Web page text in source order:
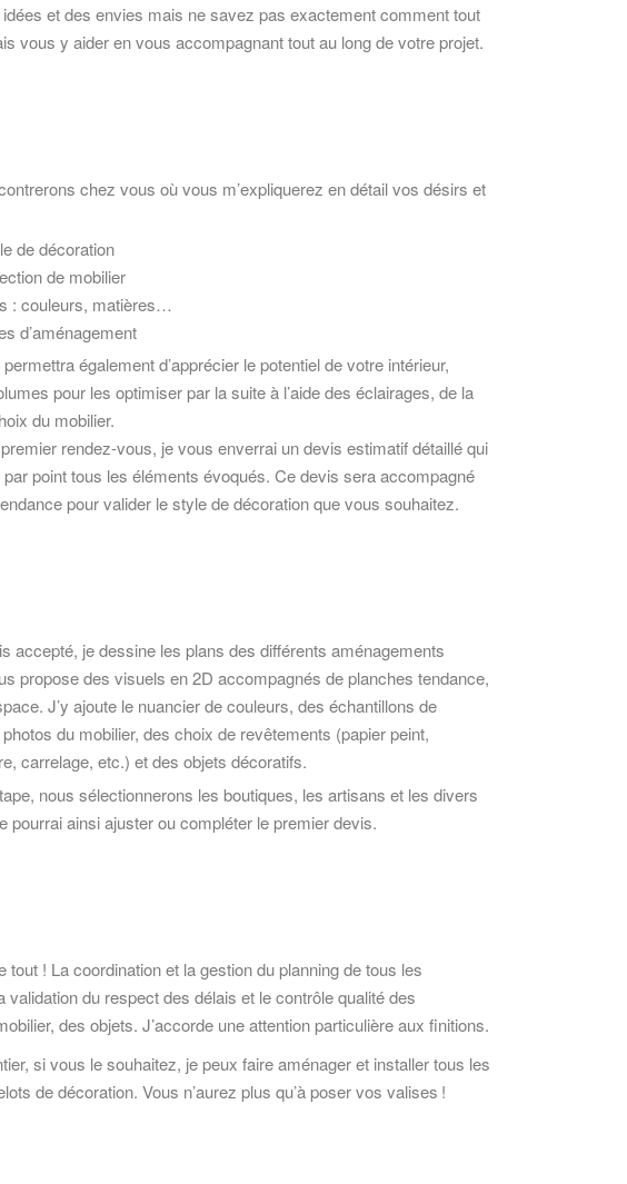
et des envies mais ne savez pas exactement comment tout
vous y aider en vous accompagnant tout au long de votre projet.
chez vous où vous m’expliquerez en détail vos désirs et
de décoration
de mobilier
: couleurs, matières…
d’aménagement
également d’apprécier le potentiel de votre intérieur,
pour les optimiser par la suite à l’aide des éclairages, de la
du mobilier.
rendez-vous, je vous enverrai un devis estimatif détaillé qui
par point tous les éléments évoqués. Ce devis sera accompagné
pour valider le style de décoration que vous souhaitez.
accepté, je dessine les plans des différents aménagements
propose des visuels en 2D accompagnés de planches tendance,
J’y ajoute le nuancier de couleurs, des échantillons de
du mobilier, des choix de revêtements (papier peint,
carrelage, etc.) et des objets décoratifs.
nous sélectionnerons les boutiques, les artisans et les divers
pourrai ainsi ajuster ou compléter le premier devis.
tout ! La coordination et la gestion du planning de tous les
validation du respect des délais et le contrôle qualité des
des objets. J’accorde une attention particulière aux finitions.
si vous le souhaitez, je peux faire aménager et installer tous les
de décoration. Vous n’aurez plus qu’à poser vos valises !